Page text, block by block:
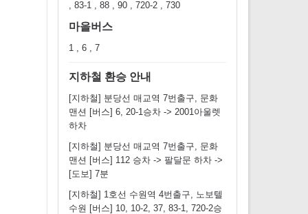
, 83-1 , 88 , 90 , 720-2 , 730
마을버스
1 , 6 , 7
지하철 환승 안내
[지하철] 분당선 매교역 7번출구, 문화
맨션 [버스] 6, 20-1승차 -> 2001아울렛
하차
[지하철] 분당선 매교역 7번출구, 문화
맨션 [버스] 112 승차 -> 팔달문 하차 ->
[도보] 7분
[지하철] 1호선 수원역 4번출구, 노보텔
수원 [버스] 10, 10-2, 37, 83-1, 720-2승